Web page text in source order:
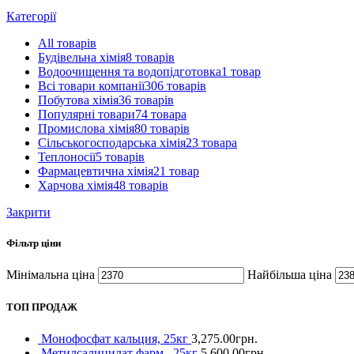
Категорії
All товарів
Будівельна хімія8 товарів
Водоочищення та водопідготовка1 товар
Всі товари компанії306 товарів
Побутова хімія36 товарів
Популярні товари74 товара
Промислова хімія80 товарів
Сільськогосподарська хімія23 товара
Теплоносії5 товарів
Фармацевтична хімія21 товар
Харчова хімія48 товарів
Закрити
Фільтр ціни
Мінімальна ціна Найбільша ціна
ТОП ПРОДАЖ
Монофосфат кальция, 25кг 3,275.00грн.